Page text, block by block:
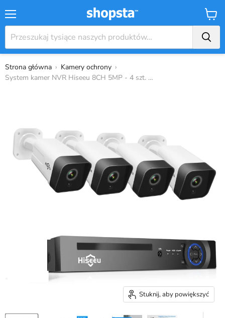
Strona główna › Kamery ochrony ›
System kamer NVR Hiseeu 8CH 5MP - 4 szt. K...
Stuknij, aby powiększyć